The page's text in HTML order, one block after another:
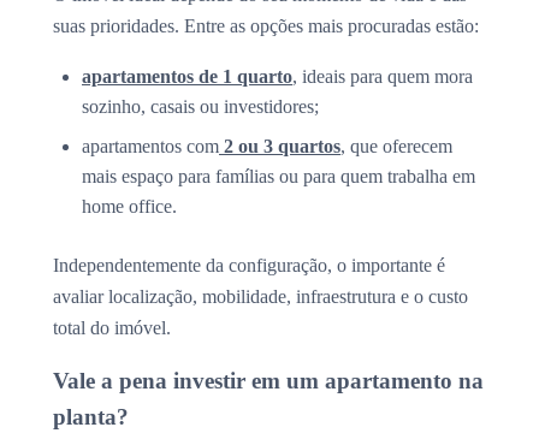
suas prioridades. Entre as opções mais procuradas estão:
apartamentos de 1 quarto, ideais para quem mora
sozinho, casais ou investidores;
apartamentos com 2 ou 3 quartos, que oferecem
mais espaço para famílias ou para quem trabalha em
home office.
Independentemente da configuração, o importante é
avaliar localização, mobilidade, infraestrutura e o custo
total do imóvel.
Vale a pena investir em um apartamento na
planta?